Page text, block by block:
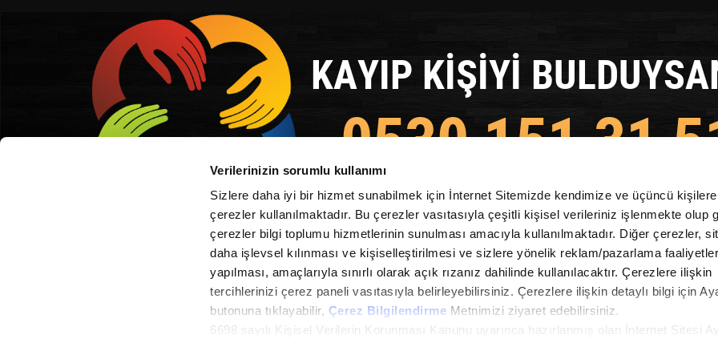
Verilerinizin sorumlu kullanımı
Sizlere daha iyi bir hizmet sunabilmek için İnternet Sitemizde kendimize ve üçüncü
çerezler kullanılmaktadır. Bu çerezler vasıtasıyla çeşitli kişisel verileriniz işlenmekte olup
çerezler bilgi toplumu hizmetlerinin sunulması amacıyla kullanılmaktadır. Diğer çerezler,
daha işlevsel kılınması ve kişiselleştirilmesi ve sizlere yönelik reklam/pazarlama
yapılması, amaçlarıyla sınırlı olarak açık rızanız dahilinde kullanılacaktır. Çerezlere ilişkin
tercihlerinizi çerez paneli vasıtasıyla belirleyebilirsiniz. Çerezlere ilişkin detaylı bilgi için
butonuna tıklayabilir, Çerez Bilgilendirme Metnimizi ziyaret edebilirsiniz.
6698 sayılı Kişisel Verilerin Korunması Kanunu uyarınca hazırlanmış olan İnternet Sitesi
KAYIP KİŞİYİ
0530 151 31
NUMARAMIZI ACİL OLARAK
Itgin insani tapdinizsa zaman itirmeden Azerbaycan nömremizi tecili zeng